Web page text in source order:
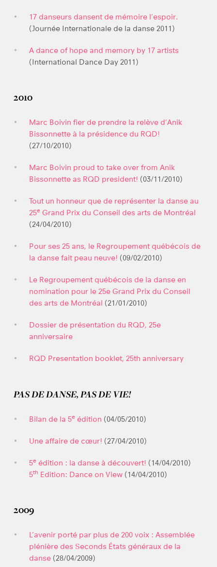
17 danseurs dansent de mémoire l’espoir.
(Journée Internationale de la danse 2011)
A dance of hope and memory by 17 artists
(International Dance Day 2011)
2010
Marc Boivin fier de prendre la relève d’Anik
Bissonnette à la présidence du RQD!
(27/10/2010)
Marc Boivin proud to take over from Anik
Bissonnette as RQD president! (03/11/2010)
Tout un honneur que de représenter la danse au
25e Grand Prix du Conseil des arts de Montréal
(24/04/2010)
Pour ses 25 ans, le Regroupement québécois de
la danse fait peau neuve! (09/02/2010)
Le Regroupement québécois de la danse en
nomination pour le 25e Grand Prix du Conseil
des arts de Montréal (21/01/2010)
Dossier de présentation du RQD, 25e
anniversaire
RQD Presentation booklet, 25th anniversary
PAS DE DANSE, PAS DE VIE!
Bilan de la 5e édition (04/05/2010)
Une affaire de cœur! (27/04/2010)
5e édition : la danse à découvert! (14/04/2010)
5th Edition: Dance on View (14/04/2010)
2009
L’avenir porté par plus de 200 voix : Assemblée
plénière des Seconds États généraux de la
danse (28/04/2009)